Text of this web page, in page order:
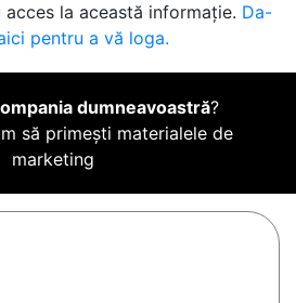
la această informație. Da-
pentru a vă loga.
dumneavoastră?
să primești materialele de
marketing